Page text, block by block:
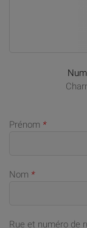
Prénom *
Nom *
Rue et numéro de